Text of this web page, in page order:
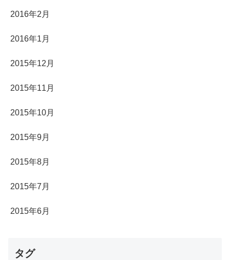
2016年2月
2016年1月
2015年12月
2015年11月
2015年10月
2015年9月
2015年8月
2015年7月
2015年6月
タグ